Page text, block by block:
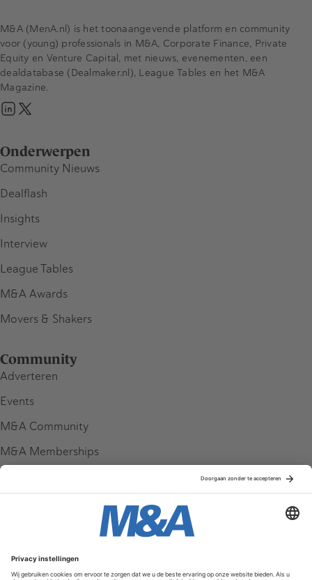
Onderwerpen
Community Nieuws
Dealflash
Insights
Interview
League Tables
M&A Awards
Movers & Shakers
Community
Adverteren
Events
M&A Community
M&A Memberships
Service & Contact
M&A (MenA.nl) is het toonaangevende platform en community
voor (young) professionals in M&A, Corporate Finance, Private
Equity en Venture Capital, met nieuws, evenementen, een
dealdatabase (Dealmaker.nl), League Tables en het M&A
Magazine.